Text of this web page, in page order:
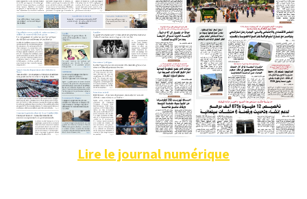
Lire le journal numérique